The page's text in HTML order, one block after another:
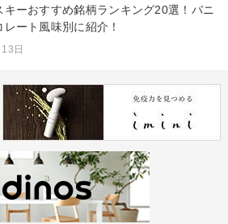
キーおすすめ銘柄ランキング20選！バニ
レート風味別に紹介！
日